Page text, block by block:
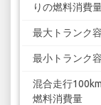
りの燃料消費
最大トランク
最小トランク
混合走行
燃料消費量